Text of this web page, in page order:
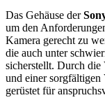
Das Gehäuse der
um den
Kamera gerecht zu
die auch unter
sicherstellt. Durch die
und einer sorgfältigen
gerüstet für